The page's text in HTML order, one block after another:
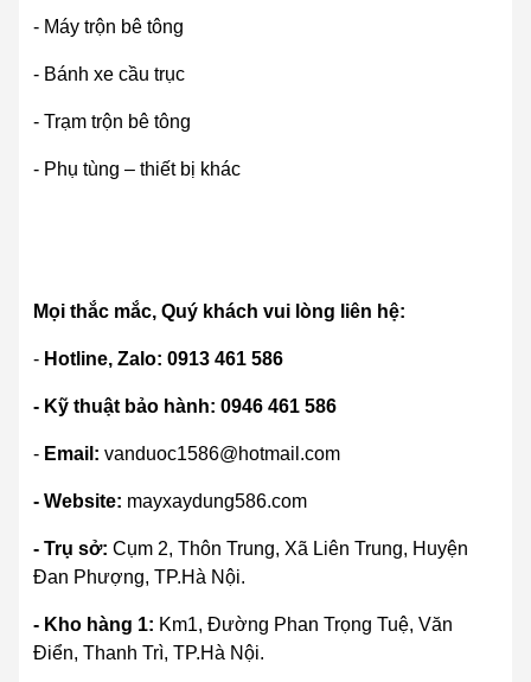
- Máy trộn bê tông
- Bánh xe cầu trục
- Trạm trộn bê tông
- Phụ tùng – thiết bị khác
Mọi thắc mắc, Quý khách vui lòng liên hệ:
- Hotline, Zalo: 0913 461 586
- Kỹ thuật bảo hành: 0946 461 586
- Email: vanduoc1586@hotmail.com
- Website: mayxaydung586.com
- Trụ sở: Cụm 2, Thôn Trung, Xã Liên Trung, Huyện
Đan Phượng, TP.Hà Nội.
- Kho hàng 1: Km1, Đường Phan Trọng Tuệ, Văn
Điển, Thanh Trì, TP.Hà Nội.